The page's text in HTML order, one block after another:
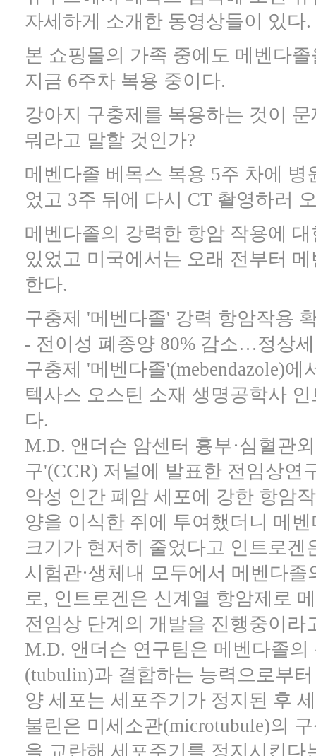
자세하게 소개한 동영상들이 있다.
본 쇼핑몰의 가족 중에도 메벤다
지금 6주차 복용 중이다.
강아지 구충제를 복용하는 것이
뭐라고 말할 것인가?
메벤다졸 베목스 복용 5주 차에
었고 3주 뒤에 다시 CT 촬영하러
메벤다졸의 강력한 항암 작용에
있었고 미국에서는 오래 전부터
한다.
구충제 '메벤다졸' 강력 항암작용
- 전이성 폐종양 80% 감소…정상
구충제 '메벤다졸'(mebendazole)
텍사스 오스틴 소재 생명공학사
다.
M.D. 앤더슨 암센터 흉부·심혈관
구'(CCR) 저널에 발표한 전임상
악성 인간 폐암 세포에 강한 항암
양을 이식한 쥐에 투여했더니 메
크기가 현저히 줄었다고 인트로겐
시험관·생체내 모두에서 메벤다
로, 인트로겐은 신계열 항암제로
전임상 단계의 개발을 진행중이라
M.D. 앤더슨 연구팀은 메벤다졸
(tubulin)과 결합하는 능력으로부
양 세포는 세포주기가 정지된 후
불린은 미세소관(microtubule)의
을 교란해 세포주기를 정지시킨